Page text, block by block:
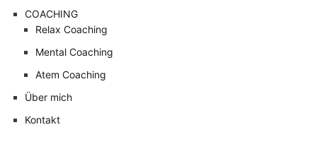
COACHING
Relax Coaching
Mental Coaching
Atem Coaching
Über mich
Kontakt